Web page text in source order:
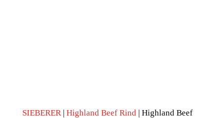
SIEBERER| Highland Beef Rind| Highland Beef